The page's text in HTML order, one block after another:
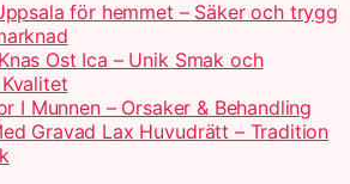
för hemmet – Säker och trygg
Ost Ica – Unik Smak och
I Munnen – Orsaker & Behandling
Gravad Lax Huvudrätt – Tradition